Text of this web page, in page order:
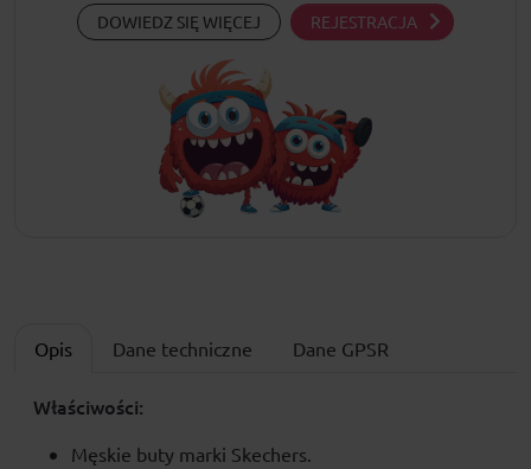
DOWIEDZ SIĘ WIĘCEJ REJESTRACJA
Opis Dane techniczne Dane GPSR
Właściwości:
Męskie buty marki Skechers.